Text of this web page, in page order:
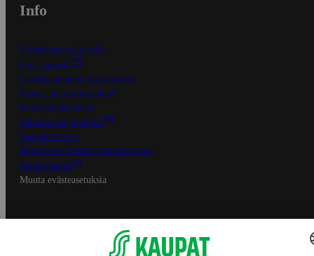
Info
S-Business yrityksille
Oiva-raportit
Osuuskauppojen yhteystiedot
Tilaus- ja toimitusehdot
Tietosuojakäytäntö
Palvelun käyttöehdot
Saavutettavuus
Mobiilisovelluksen saavutettavuus
Mainostajalle
Muuta evästeasetuksia
S-ryhmän palvelut